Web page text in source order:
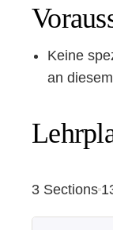
Keine
an
3 Sections